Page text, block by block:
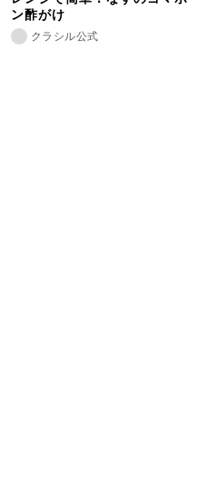
ン酢がけ
クラシル公式